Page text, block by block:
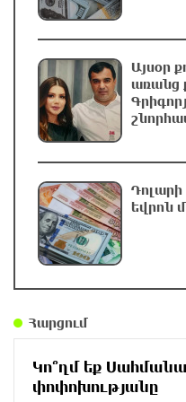
պահեստների
«Ռեալ
ՆԳՆ-ն
աղբը հրելիս
աշխատակցի
Այսօր
առանց
եվրոն
Հարցում
Կո՞ղմ եք
փոփոխությանը